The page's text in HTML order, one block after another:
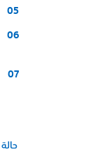
حالة PlayStation